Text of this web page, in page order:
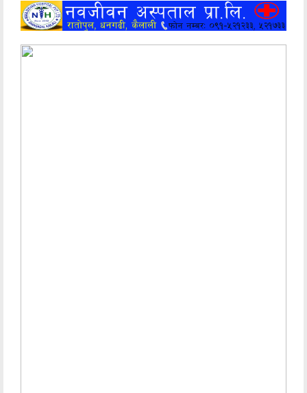
अन्य